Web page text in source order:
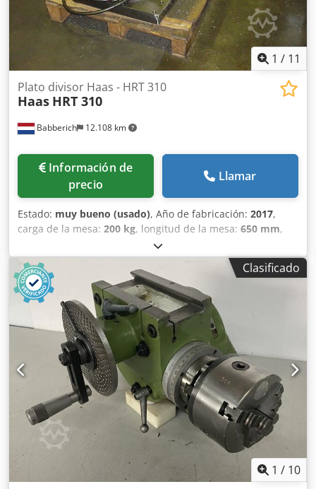
1 / 11
Babberich 12.108 km
Plato divisor Haas - HRT 310
Haas HRT 310
Información de
precio
Llamar
Estado: muy bueno (usado), Año de fabricación: 2017,
carga de la mesa: 200 kg, longitud de la mesa: 650 mm,
, altura de la mesa:
de carga horizontal: 200 kg Capacidad de carga vertical:
100 kg Par de giro: 407 Nm Juego: 0,025 mm Relación de
transmisión: 72:1 Relación de división: 2:1 Incl.
contrapunto MK 4 Incl. accionamiento Incl. cable Diámetro
de la mesa: Ø 315 mm Dsdpeyu Nb Ejfx Aqqock Carga
máxima de la mesa: 200 kg Rotación eje B: 0,001°
Velocidad de rotación eje B: 4500 rpm Longitud: 650 mm
Ancho: 250 mm Altura: 400 mm Peso: 240 kg
Clasificado
1 / 10